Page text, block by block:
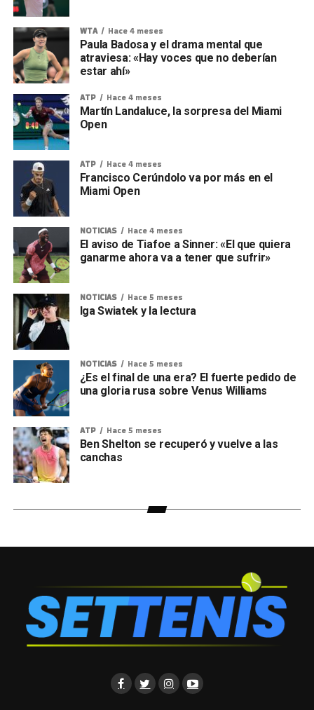
WTA Hace 4 meses
Paula Badosa y el drama mental que
atraviesa: «Hay voces que no deberían
estar ahí»
ATP Hace 4 meses
Martín Landaluce, la sorpresa del Miami
Open
ATP Hace 4 meses
Francisco Cerúndolo va por más en el
Miami Open
NOTICIAS Hace 4 meses
El aviso de Tiafoe a Sinner: «El que quiera
ganarme ahora va a tener que sufrir»
NOTICIAS Hace 5 meses
Iga Swiatek y la lectura
NOTICIAS Hace 5 meses
¿Es el final de una era? El fuerte pedido de
una gloria rusa sobre Venus Williams
ATP Hace 5 meses
Ben Shelton se recuperó y vuelve a las
canchas